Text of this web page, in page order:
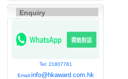
Enquiry
Tel: 21807781
Email:info@hkaward.com.hk